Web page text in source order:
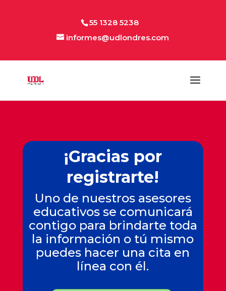
55 1328 5238
informes@udlondres.com
¡Gracias por
registrarte!
Uno de nuestros asesores
educativos se comunicará
contigo para brindarte toda
la información o tú mismo
puedes hacer una cita en
línea con él.